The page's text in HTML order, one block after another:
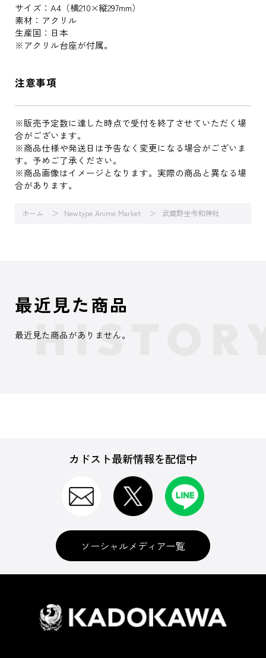
サイズ：A4（横210×縦297mm）
素材：アクリル
生産国：日本
※アクリル台座が付属。
注意事項
※販売予定数に達した時点で受付を終了させていただく場
合がございます。
※商品仕様や発送日は予告なく変更になる場合がございま
す。予めご了承ください。
※商品画像はイメージとなります。実際の商品と異なる場
合があります。
ホーム Newtype Anime Market 武蔵野坐令和神社
最近見た商品
最近見た商品がありません。
カドスト最新情報を配信中
ソーシャルメディア一覧